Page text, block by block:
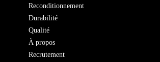
Reconditionnement
Durabilité
Qualité
À propos
Recrutement